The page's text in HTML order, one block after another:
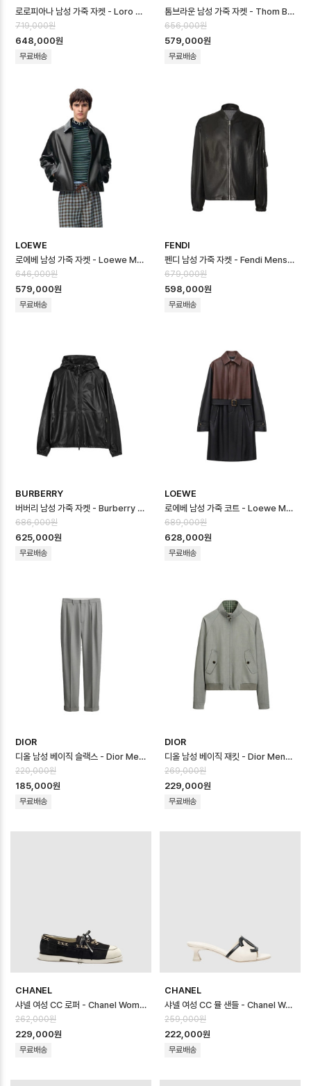
로로피아나 남성 가죽 자켓 - Loro Piana Mens Leather Jacket - …
719,000원
648,000원
무료배송
톰브라운 남성 가죽 자켓 - Thom Browne Mens Leather Jacket - …
656,000원
579,000원
무료배송
LOEWE
로에베 남성 가죽 자켓 - Loewe Mens Leather Jacket - loc1672…
646,000원
579,000원
무료배송
FENDI
펜디 남성 가죽 자켓 - Fendi Mens Leather Jacket - fec16726…
679,000원
598,000원
무료배송
BURBERRY
버버리 남성 가죽 자켓 - Burberry Mens Leather Jacket - buc1…
686,000원
625,000원
무료배송
LOEWE
로에베 남성 가죽 코트 - Loewe Mens Leather Coat - loc16724x
689,000원
628,000원
무료배송
DIOR
디올 남성 베이직 슬랙스 - Dior Mens Basic Slacks - dic16723x
220,000원
185,000원
무료배송
DIOR
디올 남성 베이직 재킷 - Dior Mens Basic Jacket - dic16722x
269,000원
229,000원
무료배송
CHANEL
샤넬 여성 CC 로퍼 - Chanel Womens CC Loafer - chs14643x
262,000원
229,000원
무료배송
CHANEL
샤넬 여성 CC 뮬 샌들 - Chanel Womens CC Mule Sandal - chs…
259,000원
222,000원
무료배송